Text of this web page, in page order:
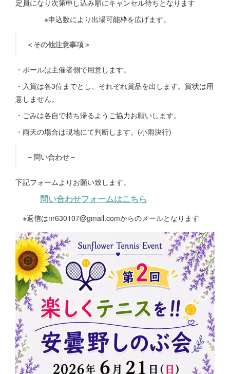
定員になり次第申し込み順にキャンセル待ちとなります
※申込数により出場可能枠を広げます。
＜その他注意事項＞
・ボールは主催者側で用意します。
・入賞は各3位までとし、それぞれ賞品を出します。賞状は用
意しません。
・ごみは各自で持ち帰るようご協力お願いします。
・雨天の場合は現地にて判断します。(小雨決行)
－問い合わせ－
下記フォームよりお願い致します。
問い合わせフォームはこちら
※返信はnr630107@gmail.comからのメールとなります